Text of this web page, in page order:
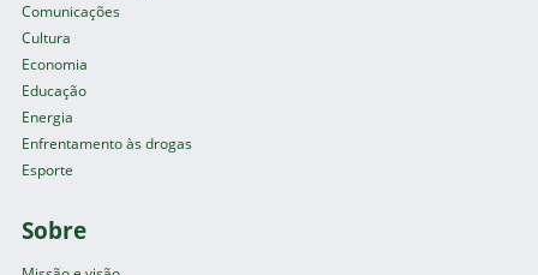
Comunicações
Cultura
Economia
Educação
Energia
Enfrentamento às drogas
Esporte
Sobre